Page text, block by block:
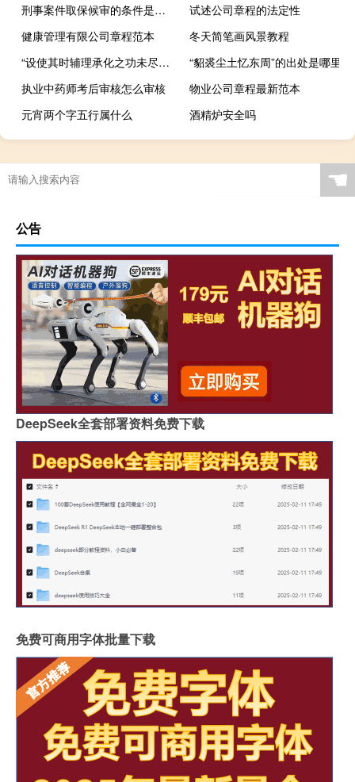
刑事案件取保候审的条件是什么
试述公司章程的法定性
健康管理有限公司章程范本
冬天简笔画风景教程
“设使其时辅理承化之功未尽章章如是”的出处是哪里
“貂裘尘土忆东周”的出处是哪里
执业中药师考后审核怎么审核
物业公司章程最新范本
元宵两个字五行属什么
酒精炉安全吗
☚
公告
DeepSeek全套部署资料免费下载
免费可商用字体批量下载